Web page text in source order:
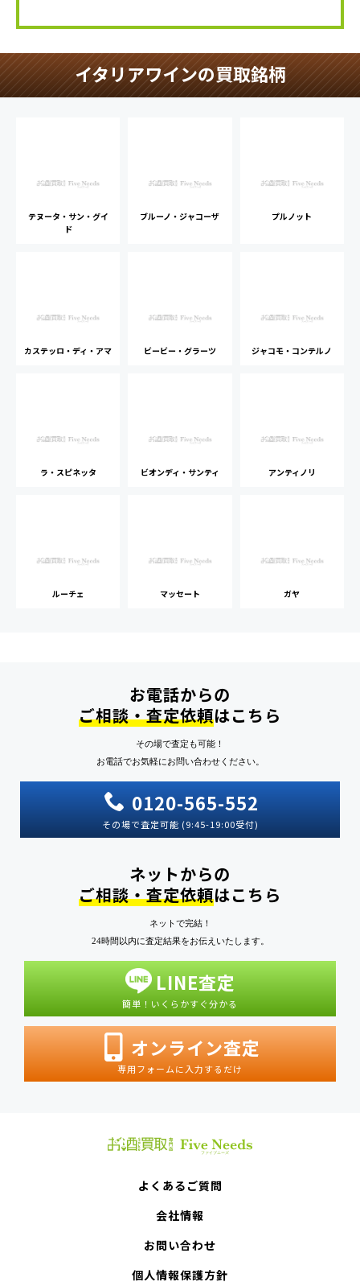
イタリアワインの買取銘柄
テヌータ・サン・グイ
ド
ブルーノ・ジャコーザ プルノット
カステッロ・ディ・アマ ビービー・グラーツ ジャコモ・コンテルノ
ラ・スピネッタ ビオンディ・サンティ アンティノリ
ルーチェ マッセート ガヤ
お電話からの
ご相談・査定依頼はこちら
その場で査定も可能！
お電話でお気軽にお問い合わせください。
0120-565-552
その場で査定可能 (9:45-19:00受付)
ネットからの
ご相談・査定依頼はこちら
ネットで完結！
24時間以内に査定結果をお伝えいたします。
LINE査定
簡単！いくらかすぐ分かる
オンライン査定
専用フォームに入力するだけ
よくあるご質問
会社情報
お問い合わせ
個人情報保護方針